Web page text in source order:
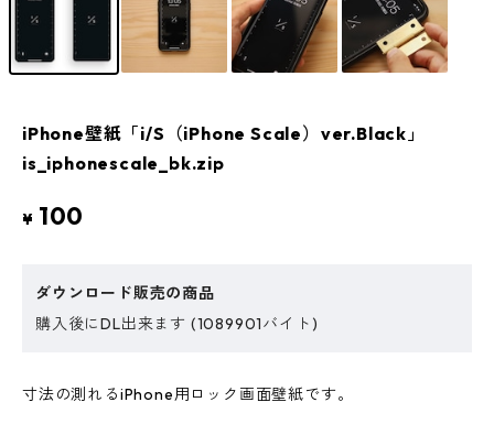
iPhone壁紙「i/S（iPhone Scale）ver.Black」
is_iphonescale_bk.zip
¥ 100
ダウンロード販売の商品
購入後にDL出来ます (1089901バイト)
寸法の測れるiPhone用ロック画面壁紙です。